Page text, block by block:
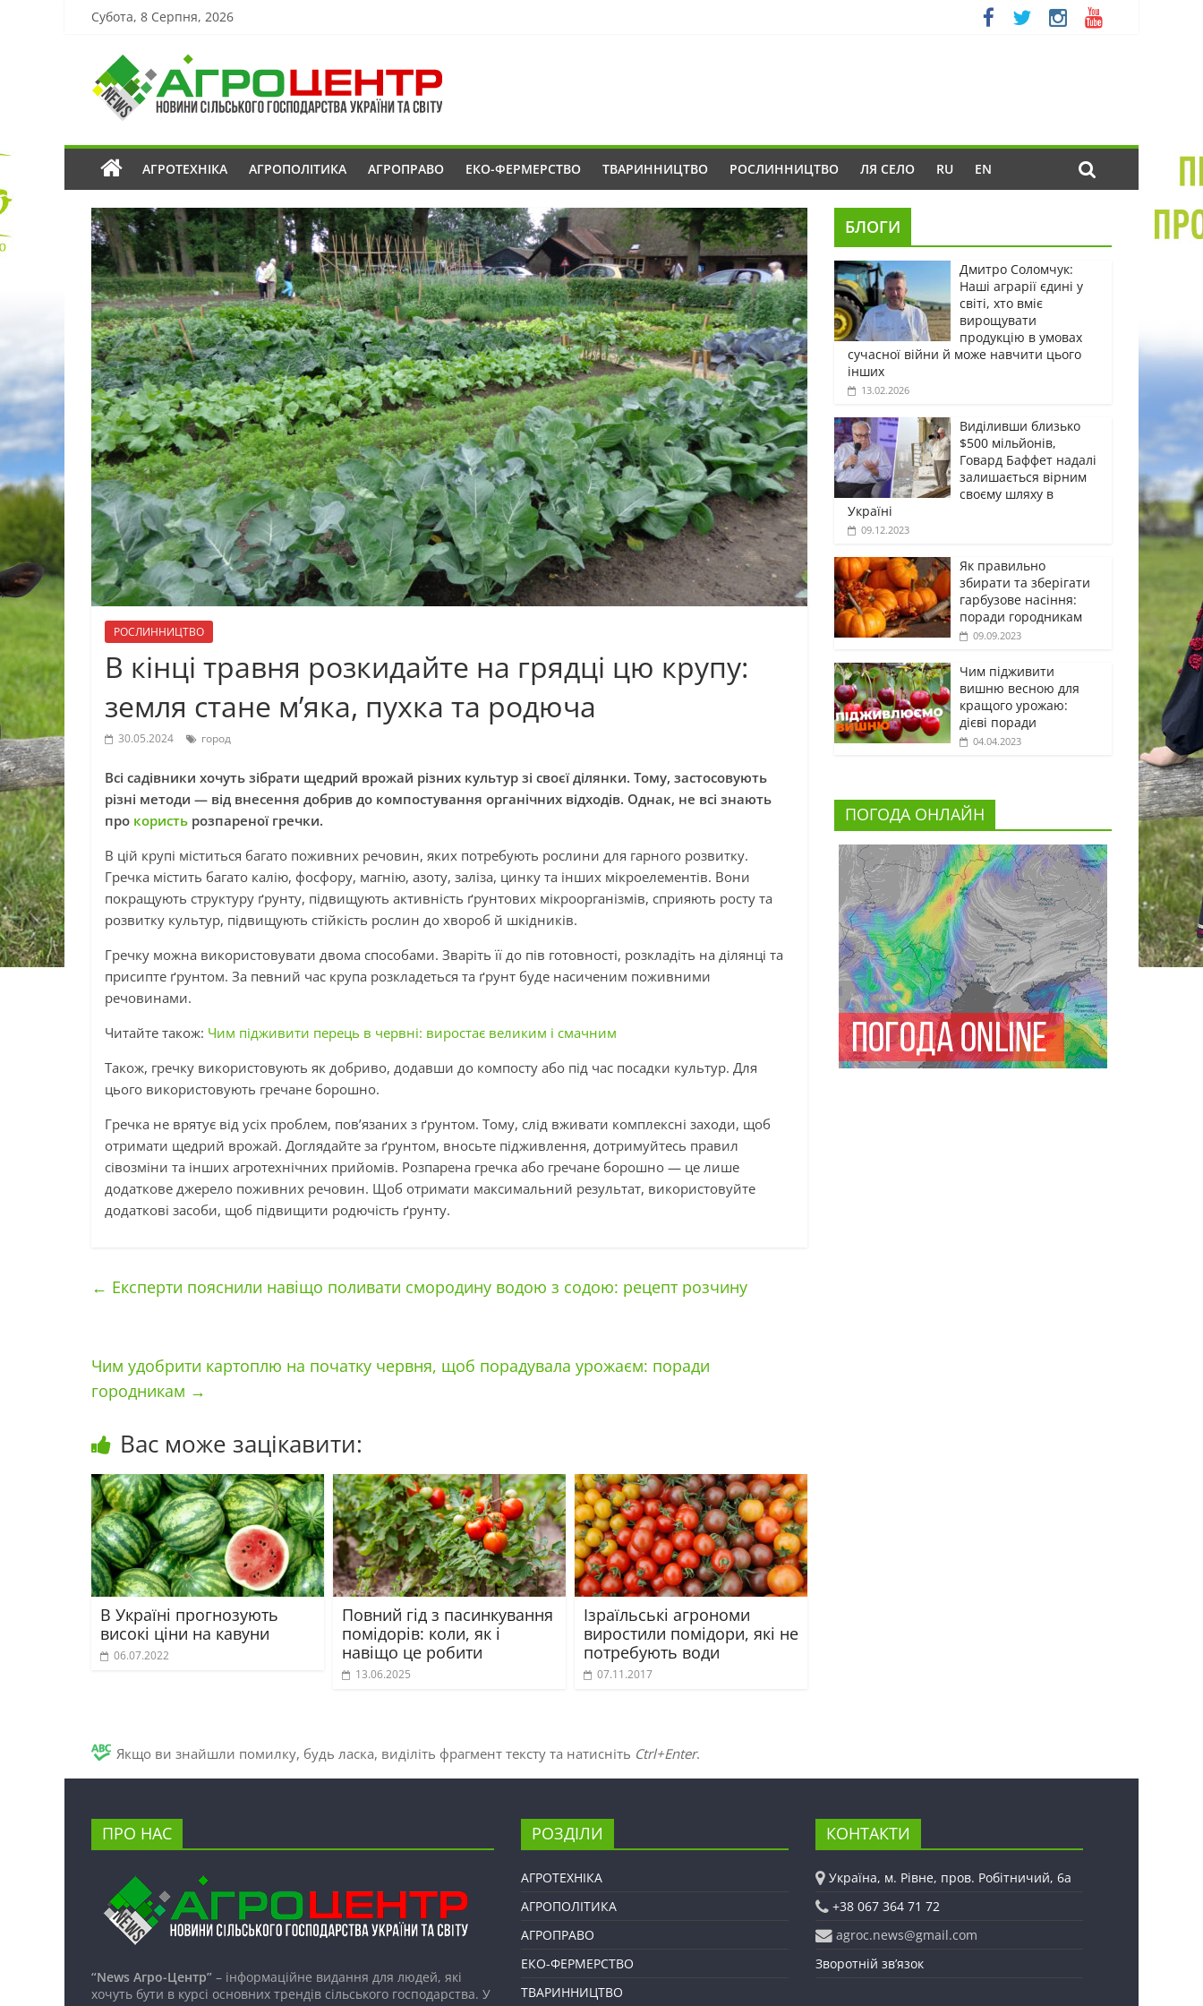
Субота, 8 Серпня, 2026
АГРОТЕХНІКА АГРОПОЛІТИКА АГРОПРАВО ЕКО-ФЕРМЕРСТВО ТВАРИННИЦТВО РОСЛИННИЦТВО ЛЯ СЕЛО RU EN
РОСЛИННИЦТВО
В кінці травня розкидайте на грядці цю крупу:
земля стане м’яка, пухка та родюча
30.05.2024 город
Всі садівники хочуть зібрати щедрий врожай різних культур зі своєї ділянки. Тому, застосовують
різні методи — від внесення добрив до компостування органічних відходів. Однак, не всі знають
про користь розпареної гречки.
В цій крупі міститься багато поживних речовин, яких потребують рослини для гарного розвитку.
Гречка містить багато калію, фосфору, магнію, азоту, заліза, цинку та інших мікроелементів. Вони
покращують структуру ґрунту, підвищують активність ґрунтових мікроорганізмів, сприяють росту та
розвитку культур, підвищують стійкість рослин до хвороб й шкідників.
Гречку можна використовувати двома способами. Зваріть її до пів готовності, розкладіть на ділянці та
присипте ґрунтом. За певний час крупа розкладеться та ґрунт буде насиченим поживними
речовинами.
Читайте також: Чим підживити перець в червні: виростає великим і смачним
Також, гречку використовують як добриво, додавши до компосту або під час посадки культур. Для
цього використовують гречане борошно.
Гречка не врятує від усіх проблем, пов’язаних з ґрунтом. Тому, слід вживати комплексні заходи, щоб
отримати щедрий врожай. Доглядайте за ґрунтом, вносьте підживлення, дотримуйтесь правил
сівозміни та інших агротехнічних прийомів. Розпарена гречка або гречане борошно — це лише
додаткове джерело поживних речовин. Щоб отримати максимальний результат, використовуйте
додаткові засоби, щоб підвищити родючість ґрунту.
← Експерти пояснили навіщо поливати смородину водою з содою: рецепт розчину
Чим удобрити картоплю на початку червня, щоб порадувала урожаєм: поради
городникам →
Вас може зацікавити:
В Україні прогнозують
високі ціни на кавуни
06.07.2022
Повний гід з пасинкування
помідорів: коли, як і
навіщо це робити
13.06.2025
Ізраїльські агрономи
виростили помідори, які не
потребують води
07.11.2017
БЛОГИ
Дмитро Соломчук:
Наші аграрії єдині у
світі, хто вміє
вирощувати
продукцію в умовах
сучасної війни й може навчити цього
інших
13.02.2026
Виділивши близько
$500 мільйонів,
Говард Баффет надалі
залишається вірним
своєму шляху в
Україні
09.12.2023
Як правильно
збирати та зберігати
гарбузове насіння:
поради городникам
09.09.2023
Чим підживити
вишню весною для
кращого урожаю:
дієві поради
04.04.2023
ПОГОДА ОНЛАЙН
Якщо ви знайшли помилку, будь ласка, виділіть фрагмент тексту та натисніть Ctrl+Enter.
ПРО НАС
“News Агро-Центр” – інформаційне видання для людей, які
хочуть бути в курсі основних трендів сільського господарства. У
РОЗДІЛИ
АГРОТЕХНІКА
АГРОПОЛІТИКА
АГРОПРАВО
ЕКО-ФЕРМЕРСТВО
ТВАРИННИЦТВО
КОНТАКТИ
Україна, м. Рівне, пров. Робітничий, 6а
+38 067 364 71 72
agroc.news@gmail.com
Зворотній зв’язок